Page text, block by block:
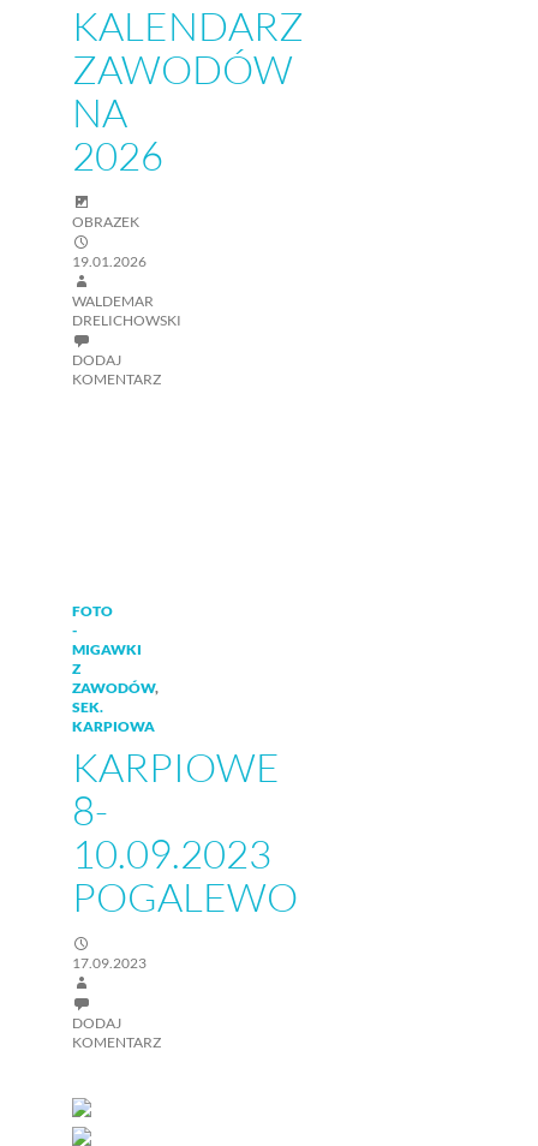
KALENDARZ
ZAWODÓW
NA
2026
OBRAZEK
19.01.2026
WALDEMAR
DRELICHOWSKI
DODAJ
KOMENTARZ
FOTO
-
MIGAWKI
Z
ZAWODÓW,
SEK.
KARPIOWA
KARPIOWE
8-
10.09.2023
POGALEWO
17.09.2023
DODAJ
KOMENTARZ